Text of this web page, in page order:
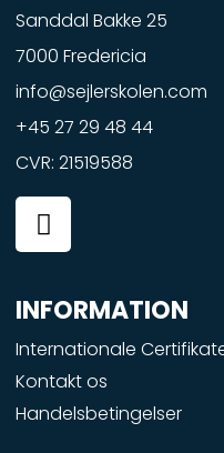
Sanddal Bakke 25
7000 Fredericia
info@sejlerskolen.com
+45 27 29 48 44
CVR: 21519588
F
a
c
e
b
o
o
k
-
INFORMATION
Internationale
Kontakt os
Handelsbetingelser